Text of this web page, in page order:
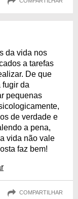
da vida nos
a tarefas
De que
fugir da
pequenas
de verdade e
a pena,
vida não vale
faz bem!
COMPARTILHAR